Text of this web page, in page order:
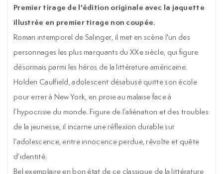
Premier tirage de l'édition originale avec la jaquette
illustrée en premier tirage non coupée.
Roman intemporel de Salinger, il met en scène l'un des
personnages les plus marquants du XXe siècle, qui figure
désormais parmi les héros de la littérature américaine.
Holden Caulfield, adolescent désabusé quitte son école
pour errer à New York, en proie au malaise face à
l’hypocrisie du monde. Figure de l’aliénation et des troubles
de la jeunesse, il incarne une réflexion durable sur
l’adolescence, entre innocence perdue, révolte et quête
d’identité.
Bel exemplaire en bon état de ce classique de la littérature